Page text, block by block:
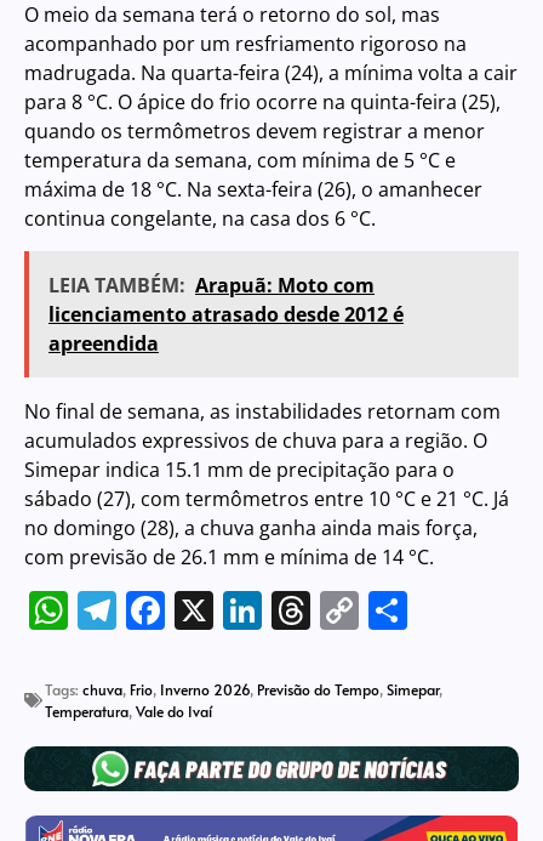
O meio da semana terá o retorno do sol, mas
acompanhado por um resfriamento rigoroso na
madrugada. Na quarta-feira (24), a mínima volta a cair
para 8 °C. O ápice do frio ocorre na quinta-feira (25),
quando os termômetros devem registrar a menor
temperatura da semana, com mínima de 5 °C e
máxima de 18 °C. Na sexta-feira (26), o amanhecer
continua congelante, na casa dos 6 °C.
LEIA TAMBÉM: Arapuã: Moto com
licenciamento atrasado desde 2012 é
apreendida
No final de semana, as instabilidades retornam com
acumulados expressivos de chuva para a região. O
Simepar indica 15.1 mm de precipitação para o
sábado (27), com termômetros entre 10 °C e 21 °C. Já
no domingo (28), a chuva ganha ainda mais força,
com previsão de 26.1 mm e mínima de 14 °C.
WhatsApp
Telegram
Facebook
X LinkedIn
Threads
Copy
Tags: chuva, Frio, Inverno 2026, Previsão do Tempo,Simepar,
Temperatura,Vale do Ivaí